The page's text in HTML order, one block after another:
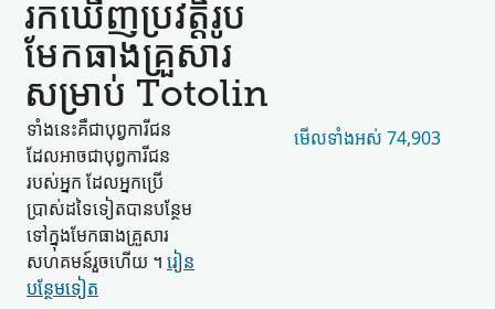
រកឃើញ​ប្រវត្តិរូប​
មែកធាង​គ្រួសារ​
សម្រាប់ Totolin
ទាំងនេះ​គឺជា​បុព្វការីជន​
ដែល​អាចជា​បុព្វការីជន​
របស់​អ្នក ដែល​អ្នកប្រើ
ប្រាស់​ដទៃ​ទៀត​បាន​បន្ថែម​
ទៅក្នុង​មែកធាង​គ្រួសារ​
សហគមន៍​រួចហើយ ។ រៀន​
បន្ថែម​ទៀត
មើល​ទាំងអស់ 74,903